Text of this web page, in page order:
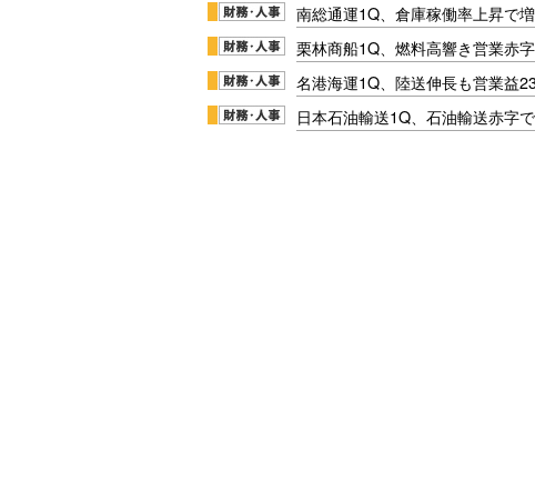
南総通運1Q、倉庫稼働率上昇で
栗林商船1Q、燃料高響き営業赤
名港海運1Q、陸送伸長も営業益
日本石油輸送1Q、石油輸送赤字